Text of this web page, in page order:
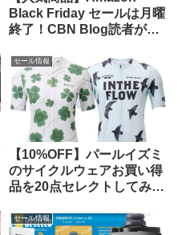
Black Friday セールは月曜
終了！CBN Blog読者が買
します
セール情報
【10%OFF】パールイズミ
のサイクルウェアお買い得
品を20点セレクトしてみま
ス】
セール情報